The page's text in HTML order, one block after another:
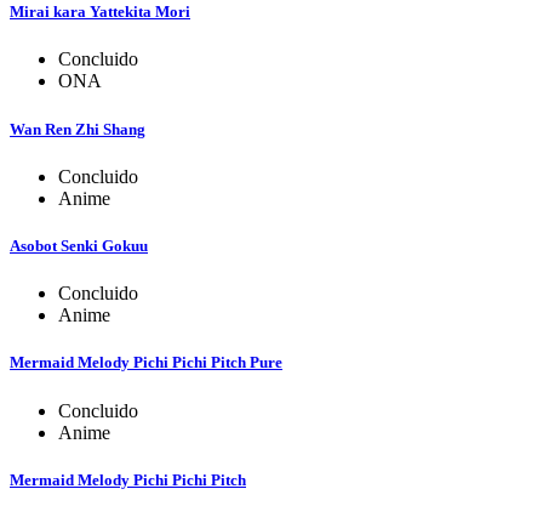
Mirai kara Yattekita Mori
Concluido
ONA
Wan Ren Zhi Shang
Concluido
Anime
Asobot Senki Gokuu
Concluido
Anime
Mermaid Melody Pichi Pichi Pitch Pure
Concluido
Anime
Mermaid Melody Pichi Pichi Pitch